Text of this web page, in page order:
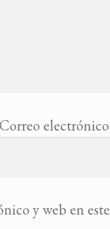
Correo electrónico
y web en